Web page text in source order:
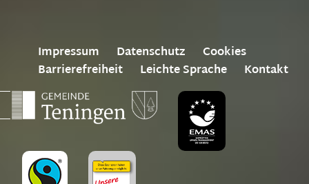
Impressum Datenschutz
Cookies
Barrierefreiheit
Leichte Sprache Kontakt